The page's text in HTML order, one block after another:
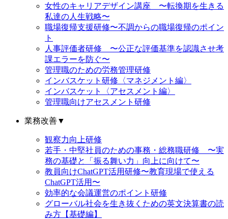
女性のキャリアデザイン講座 〜転換期を生きる
私達の人生戦略〜
職場復帰支援研修〜不調からの職場復帰のポイン
ト
人事評価者研修 〜公正な評価基準を認識させ考
課エラーを防ぐ〜
管理職のための労務管理研修
インバスケット研修〈マネジメント編〉
インバスケット〈アセスメント編〉
管理職向けアセスメント研修
業務改善▼
観察力向上研修
若手・中堅社員のための事務・総務職研修 〜実
務の基礎と「振る舞い力」向上に向けて〜
教員向けChatGPT活用研修〜教育現場で使える
ChatGPT活用〜
効率的な会議運営のポイント研修
グローバル社会を生き抜くための英文決算書の読
み方【基礎編】